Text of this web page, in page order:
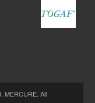
MERCURE. All